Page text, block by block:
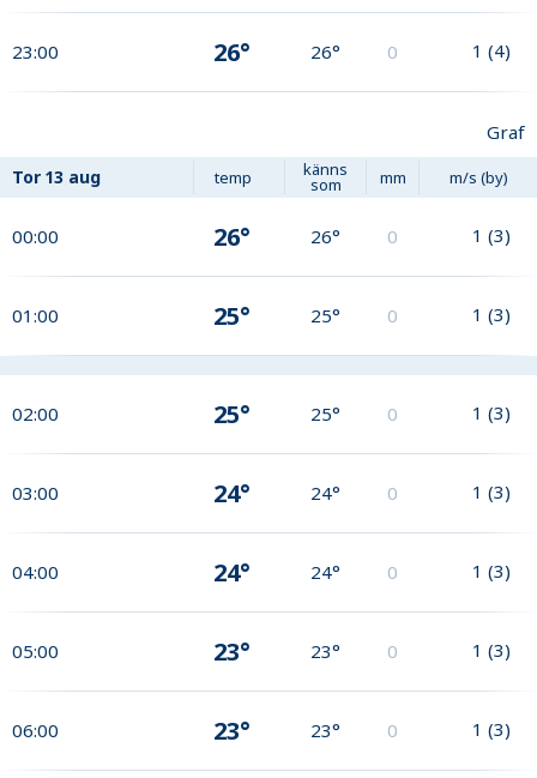
23:00 26° 26° 0 1 (4)
Graf
Tor 13 aug temp känns
som mm m/s (by)
00:00 26° 26° 0 1 (3)
01:00 25° 25° 0 1 (3)
02:00 25° 25° 0 1 (3)
03:00 24° 24° 0 1 (3)
04:00 24° 24° 0 1 (3)
05:00 23° 23° 0 1 (3)
06:00 23° 23° 0 1 (3)